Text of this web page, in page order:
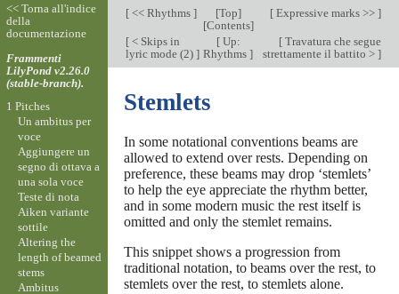
[<< Rhythms ] [Top]
[Contents]
[Expressive marks >> ]
[< Skips in
lyric mode (2) ]
[Up:
Rhythms]
[Travatura che segue
strettamente il battito > ]
Stemlets
In some notational conventions beams are
allowed to extend over rests. Depending on
preference, these beams may drop ‘stemlets’
to help the eye appreciate the rhythm better,
and in some modern music the rest itself is
omitted and only the stemlet remains.
This snippet shows a progression from
traditional notation, to beams over the rest, to
stemlets over the rest, to stemlets alone.
<< Torna all'indice
della
documentazione
Frammenti
LilyPond v2.26.0
(stable-branch).
1 Pitches
Un ambitus per
voce
Aggiungere un
segno di ottava a
una sola voce
Teste di nota
Aiken variante
sottile
Altering the
length of beamed
stems
Ambitus